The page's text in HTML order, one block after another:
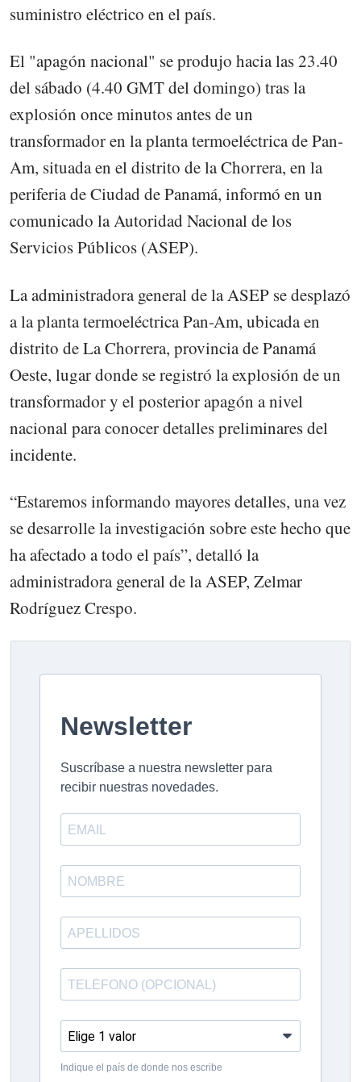
suministro eléctrico en el país.
El "apagón nacional" se produjo hacia las 23.40
del sábado (4.40 GMT del domingo) tras la
explosión once minutos antes de un
transformador en la planta termoeléctrica de Pan-
Am, situada en el distrito de la Chorrera, en la
periferia de Ciudad de Panamá, informó en un
comunicado la Autoridad Nacional de los
Servicios Públicos (ASEP).
La administradora general de la ASEP se desplazó
a la planta termoeléctrica Pan-Am, ubicada en
distrito de La Chorrera, provincia de Panamá
Oeste, lugar donde se registró la explosión de un
transformador y el posterior apagón a nivel
nacional para conocer detalles preliminares del
incidente.
“Estaremos informando mayores detalles, una vez
se desarrolle la investigación sobre este hecho que
ha afectado a todo el país”, detalló la
administradora general de la ASEP, Zelmar
Rodríguez Crespo.